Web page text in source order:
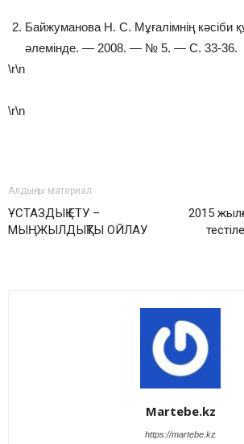
Байжуманова Н. С. Мұғалімнің кәсіби
әлемінде. — 2008. — № 5. — С. 33-36.
\r\n
\r\n
Алдыңғы материал
ҰСТАЗДЫҚ ЕТУ –
МЫҢЖЫЛДЫҚТЫ ОЙЛАУ
2015
Martebe.kz
https://martebe.kz